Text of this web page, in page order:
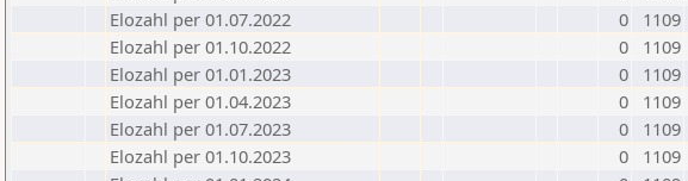
Elozahl per 01.07.2022
0
1109
Elozahl per 01.10.2022
0
1109
Elozahl per 01.01.2023
0
1109
Elozahl per 01.04.2023
0
1109
Elozahl per 01.07.2023
0
1109
Elozahl per 01.10.2023
0
1109